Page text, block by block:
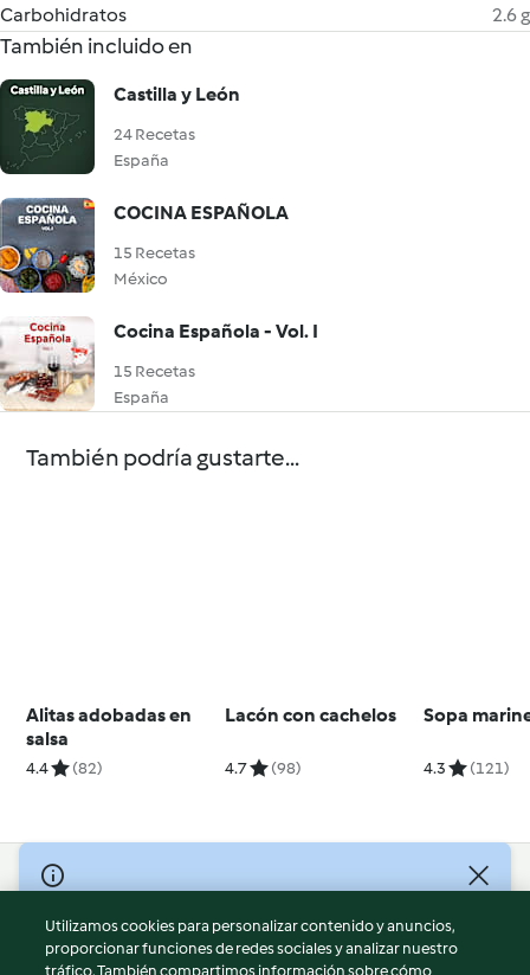
Carbohidratos
2.6 g
También incluido en
Castilla y León
24 Recetas
España
COCINA ESPAÑOLA
15 Recetas
México
Cocina Española - Vol. I
15 Recetas
España
También podría gustarte...
Alitas adobadas en
salsa
4.4 (82)
Lacón con cachelos
4.7 (98)
Sopa
4.3 (121)
© Copyright 2026
Términos de uso
Política de privacidad
Utilizamos cookies para personalizar contenido y anuncios,
proporcionar funciones de redes sociales y analizar nuestro
tráfico. También compartimos información sobre cómo